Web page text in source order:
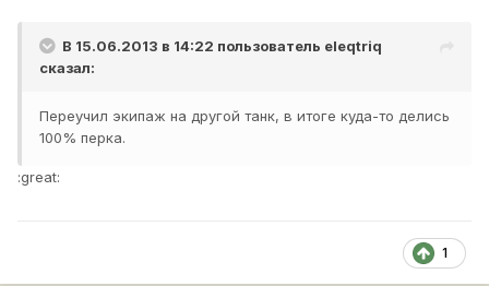
В 15.06.2013 в 14:22 пользователь eleqtriq
сказал:
Переучил экипаж на другой танк, в итоге куда-то делись
100% перка.
:great:
1